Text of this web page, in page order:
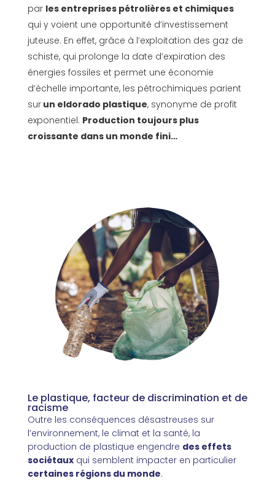
par les entreprises pétrolières et chimiques
qui y voient une opportunité d’investissement
juteuse. En effet, grâce à l’exploitation des gaz de
schiste, qui prolonge la date d’expiration des
énergies fossiles et permet une économie
d’échelle importante, les pétrochimiques parient
surun eldorado plastique, synonyme de profit
exponentiel. Production toujours plus
croissante dans un monde fini…
Le plastique, facteur de discrimination et de
racisme
Outre les conséquences désastreuses sur
l’environnement, le climat et la santé, la
production de plastique engendre des effets
sociétauxqui semblent impacter en particulier
certaines régions du monde.